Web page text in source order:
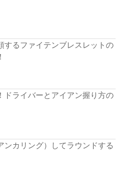
するファイテンブレスレットの
ドライバーとアイアン握り方の
ンカリング）してラウンドする